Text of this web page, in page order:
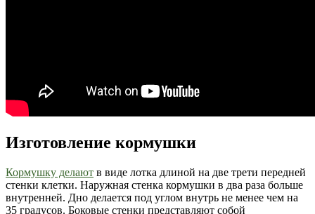
Изготовление кормушки
Кормушку делают в виде лотка длиной на две трети передней
стенки клетки. Наружная стенка кормушки в два раза больше
внутренней. Дно делается под углом внутрь не менее чем на
35 градусов. Боковые стенки представляют собой